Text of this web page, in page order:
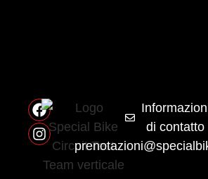
di contatto